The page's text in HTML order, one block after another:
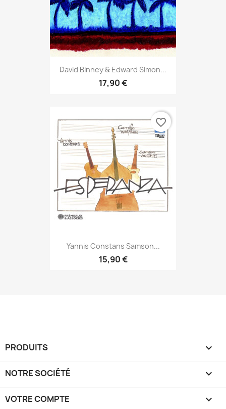
David Binney & Edward Simon...
17,90 €
Yannis Constans Samson...
15,90 €
favorite_border
PRODUITS 
NOTRE SOCIÉTÉ 
VOTRE COMPTE 